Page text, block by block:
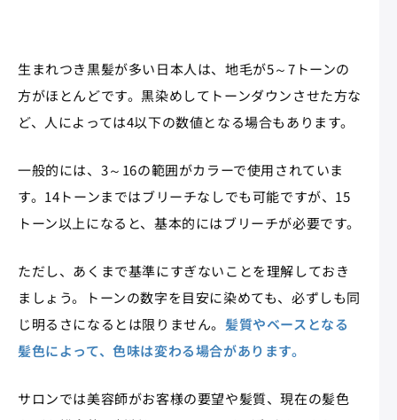
生まれつき黒髪が多い日本人は、地毛が5～7トーンの
方がほとんどです。黒染めしてトーンダウンさせた方な
ど、人によっては4以下の数値となる場合もあります。
一般的には、3～16の範囲がカラーで使用されていま
す。14トーンまではブリーチなしでも可能ですが、15
トーン以上になると、基本的にはブリーチが必要です。
ただし、あくまで基準にすぎないことを理解しておき
ましょう。トーンの数字を目安に染めても、必ずしも同
じ明るさになるとは限りません。 髪質やベースとなる
髪色によって、色味は変わる場合があります。
サロンでは美容師がお客様の要望や髪質、現在の髪色